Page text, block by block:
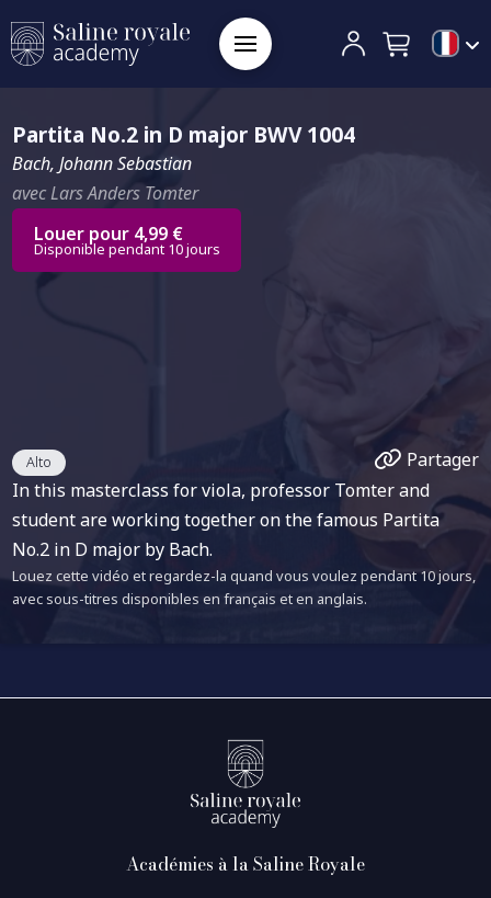
Partita No.2 in D major BWV 1004
Bach, Johann Sebastian
avec Lars Anders Tomter
Louer pour 4,99 €
Disponible pendant 10 jours
Alto
Partager
In this masterclass for viola, professor Tomter and
student are working together on the famous Partita
No.2 in D major by Bach.
Louez cette vidéo et regardez-la quand vous voulez pendant 10 jours,
avec sous-titres disponibles en français et en anglais.
Académies à la Saline Royale